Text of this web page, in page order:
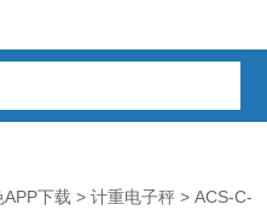
下载 >计重电子秤 > ACS-C-